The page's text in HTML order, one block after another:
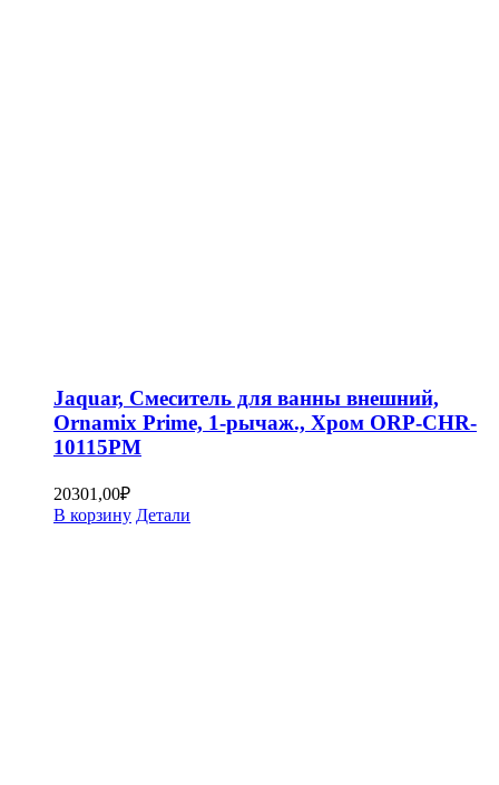
Jaquar, Смеситель для ванны внешний,
Ornamix Prime, 1-рычаж., Хром ORP-CHR-
10115PM
20301,00₽
В корзину Детали